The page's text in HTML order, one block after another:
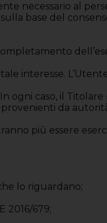
necessario al
base del
interesse.
ogni caso, il Titolare
da
più essere
lo riguardano;
2016/679;